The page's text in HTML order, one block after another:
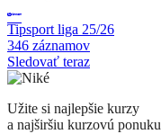
Tipsport liga 25/26
346 záznamov
Sledovať teraz
Užite si najlepšie kurzy
a najširšiu kurzovú ponuku